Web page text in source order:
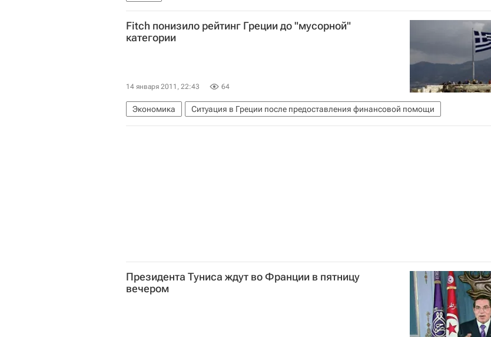
Fitch понизило рейтинг Греции до "мусорной"
категории
14 января 2011, 22:43 64
Экономика Ситуация в Греции после предоставления финансовой помощи
Президента Туниса ждут во Франции в пятницу
вечером